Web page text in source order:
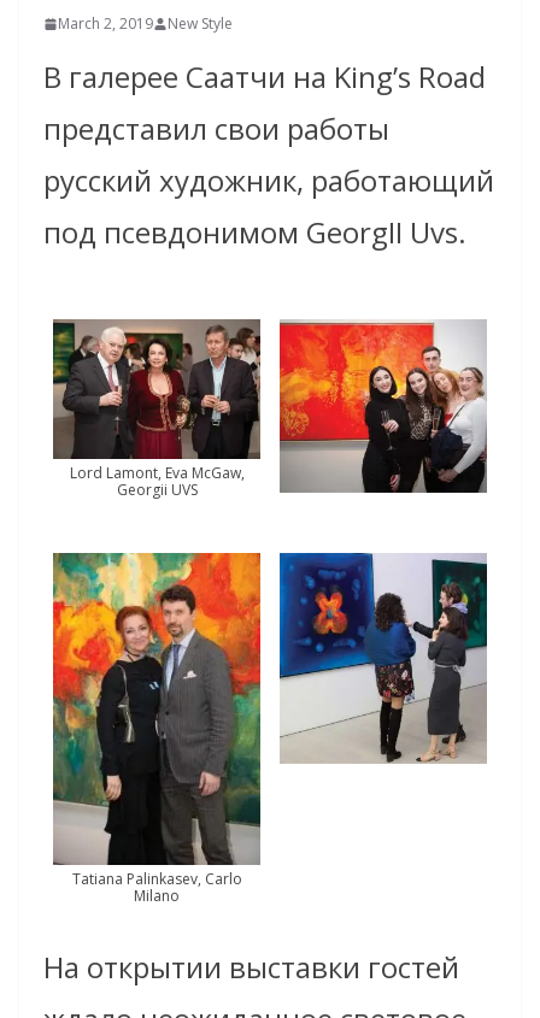
March 2, 2019 New Style
В галерее Саатчи на King’s Road
представил свои работы
русский художник, работающий
под псевдонимом GeorgII Uvs.
Lord Lamont, Eva McGaw,
Georgii UVS
Tatiana Palinkasev, Carlo
Milano
На открытии выставки гостей